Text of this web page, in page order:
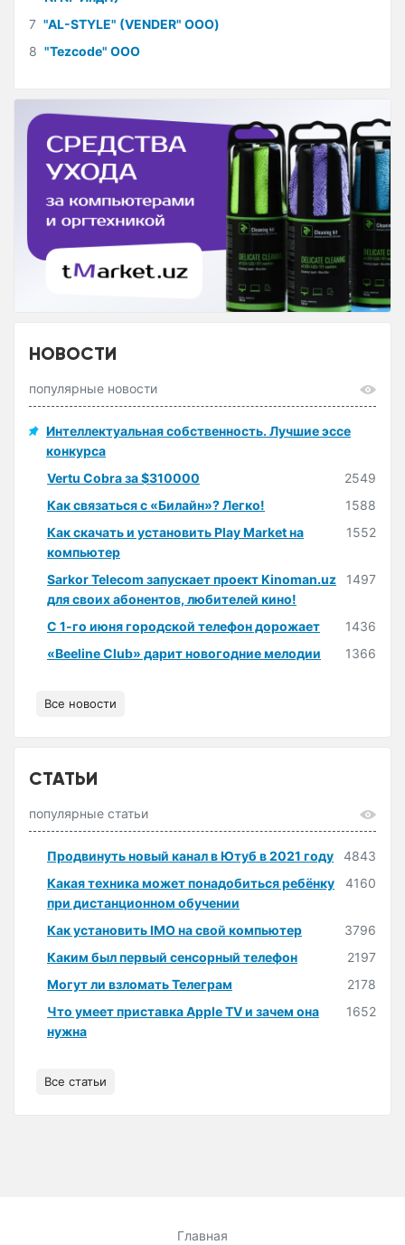
7 "AL-STYLE" (VENDER" ООО)
8 "Tezcode" ООО
НОВОСТИ
популярные новости
Интеллектуальная собственность. Лучшие эссе
конкурса
Vertu Cobra за $310000
2549
Как связаться с «Билайн»? Легко!
1588
Как скачать и установить Play Market на
компьютер
1552
Sarkor Telecom запускает проект Kinoman.uz
для своих абонентов, любителей кино!
1497
С 1-го июня городской телефон дорожает
1436
«Beeline Club» дарит новогодние мелодии
1366
Все новости
СТАТЬИ
популярные статьи
Продвинуть новый канал в Ютуб в 2021 году
4843
Какая техника может понадобиться ребёнку
при дистанционном обучении
4160
Как установить IMO на свой компьютер
3796
Каким был первый сенсорный телефон
2197
Могут ли взломать Телеграм
2178
Что умеет приставка Apple TV и зачем она
нужна
1652
Все статьи
Главная